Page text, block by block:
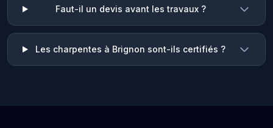
Faut-il un devis avant les travaux ?
Les charpentes à Brignon sont-ils certifiés ?